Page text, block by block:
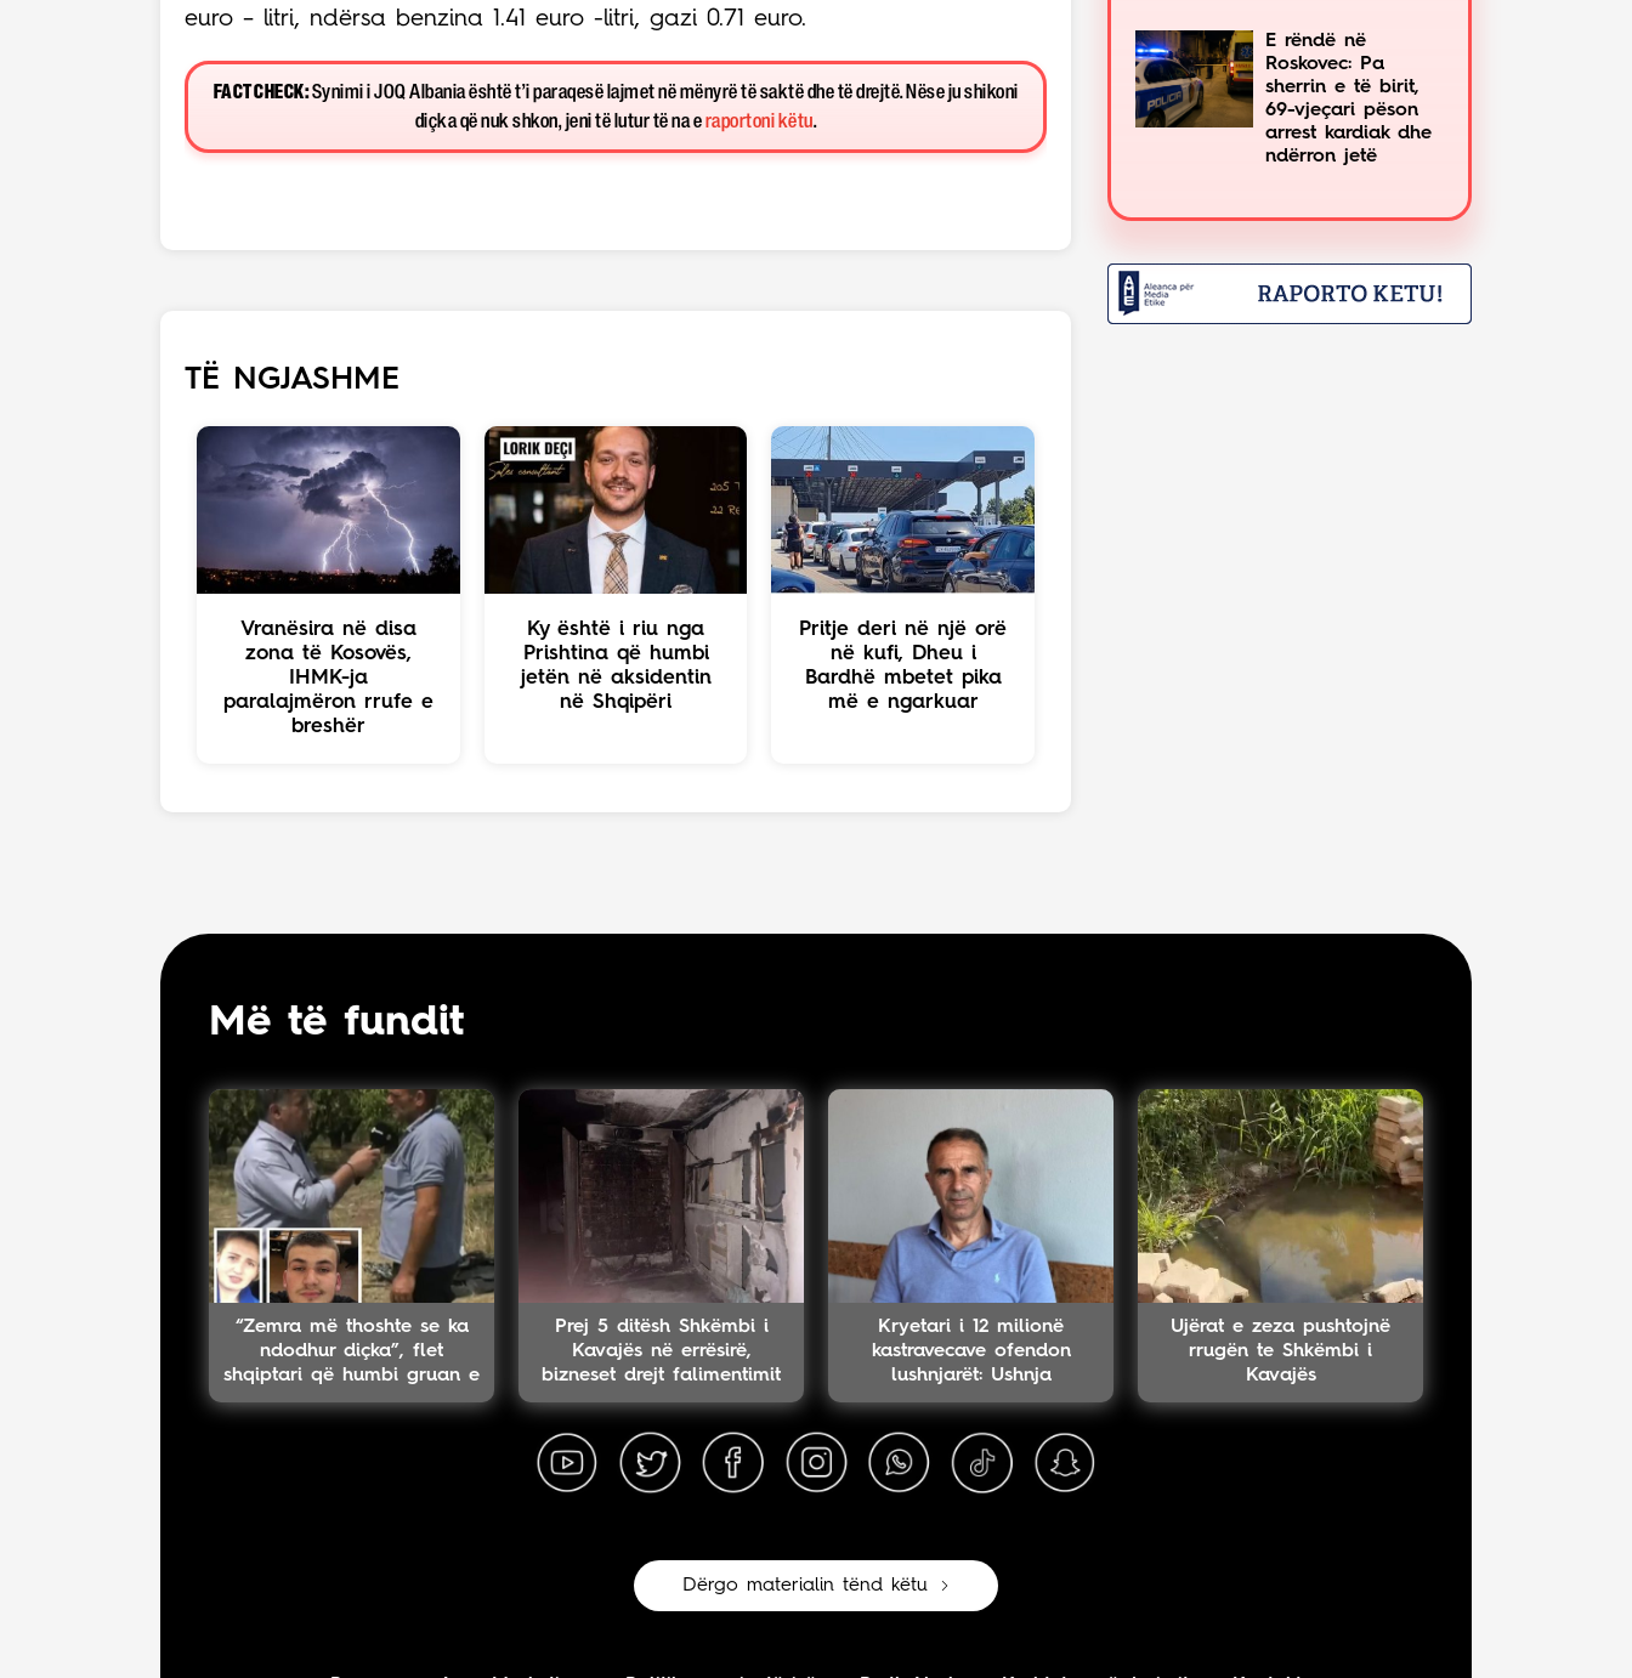
euro – litri, ndërsa benzina 1.41 euro -litri, gazi 0.71 euro.
FACT CHECK:Synimi i JOQ Albania është t’i paraqesë lajmet në mënyrë të saktë dhe të drejtë. Nëse ju shikoni
diçka që nuk shkon, jeni të lutur të na e raportoni këtu.
TË NGJASHME
Vranësira në disa
zona të Kosovës,
IHMK-ja
paralajmëron rrufe e
breshër
Ky është i riu nga
Prishtina që humbi
jetën në aksidentin
në Shqipëri
Pritje deri në një orë
në kufi, Dheu i
Bardhë mbetet pika
më e ngarkuar
E rëndë në
Roskovec: Pa
sherrin e të birit,
69-vjeçari pëson
arrest kardiak dhe
ndërron jetë
Më të fundit
“Zemra më thoshte se ka
ndodhur diçka”, flet
shqiptari që humbi gruan e
djalin në aksident
Prej 5 ditësh Shkëmbi i
Kavajës në errësirë,
bizneset drejt falimentimit
Kryetari i 12 milionë
kastravecave ofendon
lushnjarët: Ushnja
Ujërat e zeza pushtojnë
rrugën te Shkëmbi i
Kavajës
Dërgo materialin tënd këtu